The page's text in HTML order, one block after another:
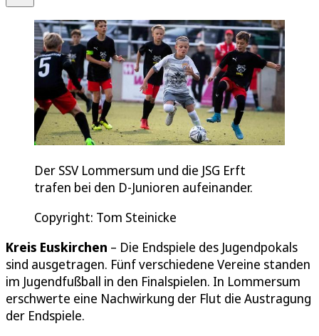
Der SSV Lommersum und die JSG Erft
trafen bei den D-Junioren aufeinander.
Copyright: Tom Steinicke
Kreis Euskirchen – Die Endspiele des Jugendpokals
sind ausgetragen. Fünf verschiedene Vereine standen
im Jugendfußball in den Finalspielen. In Lommersum
erschwerte eine Nachwirkung der Flut die Austragung
der Endspiele.